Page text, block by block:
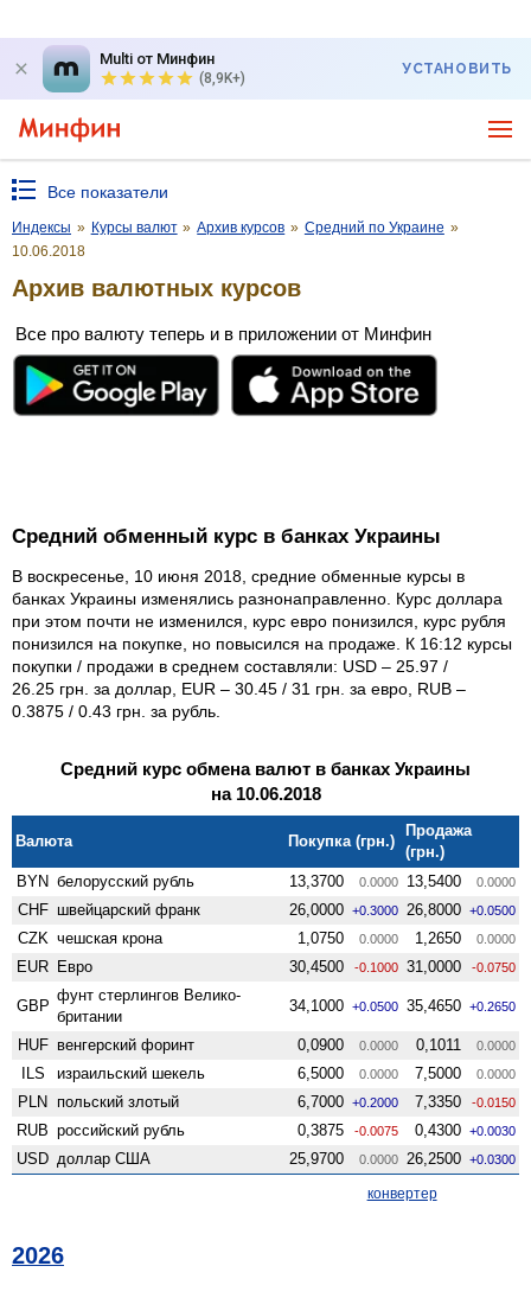
Multi от Минфин
(8,9K+)
УСТАНОВИТЬ
Все показатели
Индексы » Курсы валют » Архив курсов » Средний по Украине »
10.06.2018
Архив валютных курсов
Все про валюту теперь и в приложении от Минфин
Средний обменный курс в банках Украины
В воскресенье, 10 июня 2018, средние обменные курсы в
банках Украины изменялись разнонаправленно. Курс доллара
при этом почти не изменился, курс евро понизился, курс рубля
понизился на покупке, но повысился на продаже. К 16:12 курсы
покупки / продажи в среднем составляли: USD – 25.97 /
26.25 грн. за доллар, EUR – 30.45 / 31 грн. за евро, RUB –
0.3875 / 0.43 грн. за рубль.
Средний курс обмена валют в банках Украины
на 10.06.2018
Валюта Покупка (грн.)
Продажа
(грн.)
BYN белорусский рубль 13,3700 0.0000 13,5400 0.0000
CHF швейцарский франк 26,0000 +0.3000 26,8000 +0.0500
CZK чешская крона 1,0750 0.0000 1,2650 0.0000
EUR Евро 30,4500 -0.1000 31,0000 -0.0750
GBP
фунт стерлингов Велико­
британии
34,1000 +0.0500 35,4650 +0.2650
HUF венгерский форинт 0,0900 0.0000 0,1011 0.0000
ILS израильский шекель 6,5000 0.0000 7,5000 0.0000
PLN польский злотый 6,7000 +0.2000 7,3350 -0.0150
RUB российский рубль 0,3875 -0.0075 0,4300 +0.0030
USD доллар США 25,9700 0.0000 26,2500 +0.0300
конвертер
2026